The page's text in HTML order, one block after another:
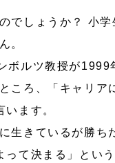
でしょうか？ 小
。
ルツ教授が1999
ころ、「キャリア
ます。
生きているが勝ち
て決まる」とい